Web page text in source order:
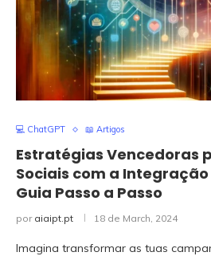
💻 ChatGPT 📖 Artigos
Estratégias Vencedoras
Sociais com a Integração
Guia Passo a Passo
por aiaipt.pt 18 de March, 2024
Imagina transformar as tuas